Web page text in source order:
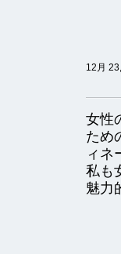
12月
女性
ため
ィネ
私も
魅力